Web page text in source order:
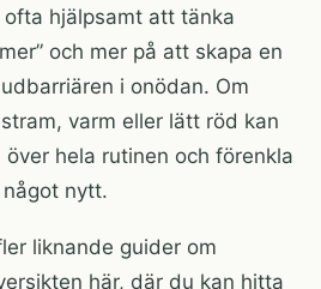
hjälpsamt att tänka
och mer på att skapa en
i onödan. Om
varm eller lätt röd kan
hela rutinen och förenkla
nytt.
liknande guider om
här, där du kan hitta